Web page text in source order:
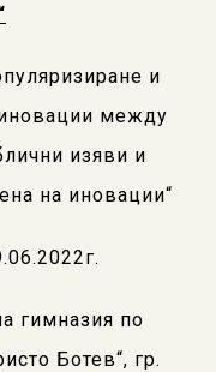
и
между
изяви и
на иновации“
.06.2022г.
гимназия по
Ботев“, гр.